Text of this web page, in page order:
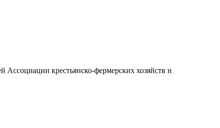
крестьянско-фермерских хозяйств и